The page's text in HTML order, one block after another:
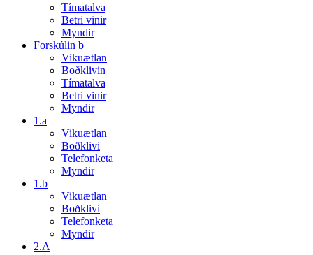
Tímatalva
Betri vinir
Myndir
Forskúlin b
Vikuætlan
Boðklivin
Tímatalva
Betri vinir
Myndir
1.a
Vikuætlan
Boðklivi
Telefonketa
Myndir
1.b
Vikuætlan
Boðklivi
Telefonketa
Myndir
2.A